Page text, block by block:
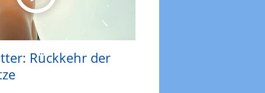
Rückkehr der